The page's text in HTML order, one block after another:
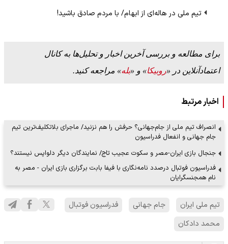
تیم ملی در هاله‌ای از ابهام/ با مردم صادق باشید!
برای مطالعه و بررسی آخرین اخبار و تحلیل‌ها به کانال
اعتمادآنلاین در «روبیکا» و «بله» مراجعه کنید.
اخبار مرتبط
انصراف تیم ملی از جام‌جهانی؟ حرفش را هم نزنید/ ماجرای بلاتکلیف‌ترین تیم
جام جهانی و انفعال فدراسیون
جنجال بازی ایران-مصر و سکوت عجیب تاج/ نمایندگان دیگر دلواپس نیستند؟
فدراسیون فوتبال درصدد نامه‌نگاری با فیفا بابت برگزاری بازی ایران - مصر به
نام همجنسگرایان
تیم ملی ایران جام جهانی
فدراسیون فوتبال
محمد دادکان